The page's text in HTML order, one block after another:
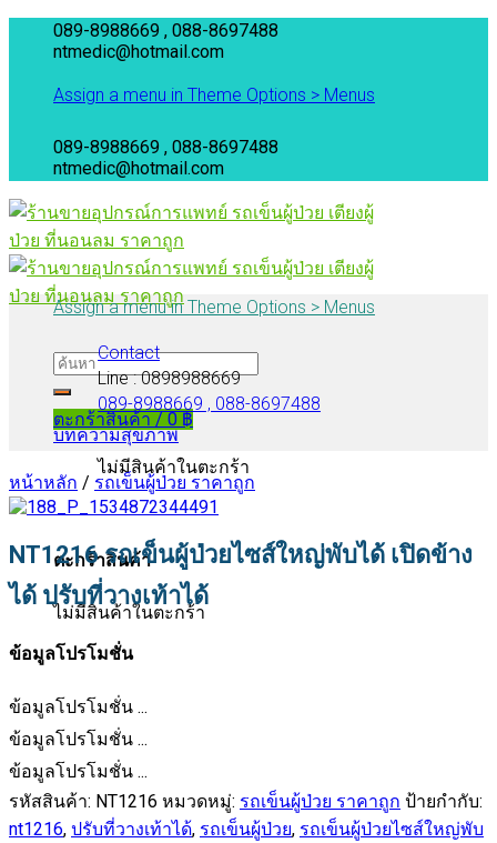
089-8988669 , 088-8697488
ntmedic@hotmail.com
Assign a menu in Theme Options > Menus
089-8988669 , 088-8697488
ntmedic@hotmail.com
ตะกร้าสินค้า /0฿
ไม่มีสินค้าในตะกร้า
ตะกร้าสินค้า
ไม่มีสินค้าในตะกร้า
Assign a menu in Theme Options > Menus
Contact
Line : 0898988669
089-8988669 , 088-8697488
บทความสุขภาพ
หน้าหลัก / รถเข็นผู้ป่วย ราคาถูก
NT1216 รถเข็นผู้ป่วยไซส์ใหญ่พับได้ เปิดข้าง
ได้ ปรับที่วางเท้าได้
ข้อมูลโปรโมชั่น
ข้อมูลโปรโมชั่น ...
ข้อมูลโปรโมชั่น ...
ข้อมูลโปรโมชั่น ...
รหัสสินค้า: NT1216 หมวดหมู่: รถเข็นผู้ป่วย ราคาถูก ป้ายกำกับ:
nt1216, ปรับที่วางเท้าได้, รถเข็นผู้ป่วย, รถเข็นผู้ป่วยไซส์ใหญ่พับ